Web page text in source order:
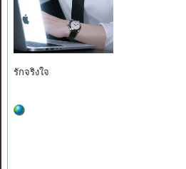
รักจริงใจ